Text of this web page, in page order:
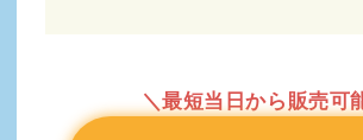
＼最短当日から販売可